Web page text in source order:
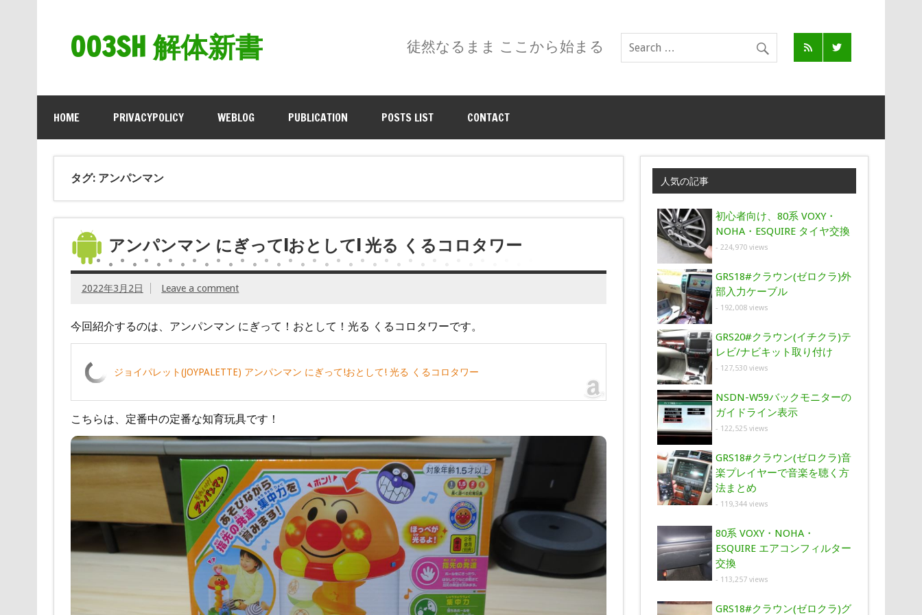
003SH 解体新書 徒然なるまま ここから始まる
HOME PRIVACYPOLICY WEBLOG PUBLICATION POSTS LIST CONTACT
タグ: アンパンマン
アンパンマン にぎって!おとして! 光る くるコロタワー
2022年3月2日 Leave a comment
今回紹介するのは、アンパンマン にぎって！おとして！光る くるコロタワーです。
ジョイパレット(JOYPALETTE) アンパンマン にぎって!おとして! 光る くるコロタワー
こちらは、定番中の定番な知育玩具です！
人気の記事
初心者向け、80系 VOXY・
NOHA・ESQUIRE タイヤ交換
- 224,970 views
GRS18#クラウン(ゼロクラ)外
部入力ケーブル
- 192,008 views
GRS20#クラウン(イチクラ)テ
レビ/ナビキット取り付け
- 127,530 views
NSDN-W59バックモニターの
ガイドライン表示
- 122,525 views
GRS18#クラウン(ゼロクラ)音
楽プレイヤーで音楽を聴く方
法まとめ
- 119,344 views
80系 VOXY・NOHA・
ESQUIRE エアコンフィルター
交換
- 113,257 views
GRS18#クラウン(ゼロクラ)グ